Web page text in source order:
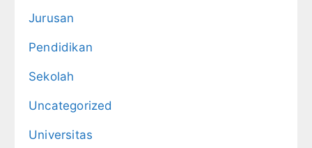
Jurusan
Pendidikan
Sekolah
Uncategorized
Universitas